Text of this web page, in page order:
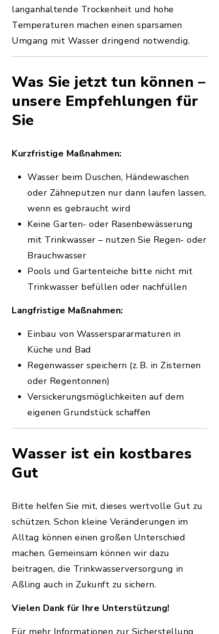
langanhaltende Trockenheit und hohe
Temperaturen machen einen sparsamen
Umgang mit Wasser dringend notwendig.
Was Sie jetzt tun können –
unsere Empfehlungen für
Sie
Kurzfristige Maßnahmen:
Wasser beim Duschen, Händewaschen
oder Zähneputzen nur dann laufen lassen,
wenn es gebraucht wird
Keine Garten- oder Rasenbewässerung
mit Trinkwasser – nutzen Sie Regen- oder
Brauchwasser
Pools und Gartenteiche bitte nicht mit
Trinkwasser befüllen oder nachfüllen
Langfristige Maßnahmen:
Einbau von Wasserspararmaturen in
Küche und Bad
Regenwasser speichern (z. B. in Zisternen
oder Regentonnen)
Versickerungsmöglichkeiten auf dem
eigenen Grundstück schaffen
Wasser ist ein kostbares
Gut
Bitte helfen Sie mit, dieses wertvolle Gut zu
schützen. Schon kleine Veränderungen im
Alltag können einen großen Unterschied
machen. Gemeinsam können wir dazu
beitragen, die Trinkwasserversorgung in
Aßling auch in Zukunft zu sichern.
Vielen Dank für Ihre Unterstützung!